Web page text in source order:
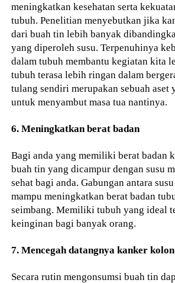
meningkatkan kesehatan serta
tubuh. Penelitian menyebutkan jika
dari buah tin lebih banyak
yang diperoleh susu. Terpenuhinya
dalam tubuh membantu kegiatan kita
tubuh terasa lebih ringan dalam
tulang sendiri merupakan sebuah aset
untuk menyambut masa tua nantinya.
6. Meningkatkan berat badan
Bagi anda yang memiliki berat badan
buah tin yang dicampur dengan susu
sehat bagi anda. Gabungan antara
mampu meningkatkan berat badan
seimbang. Memiliki tubuh yang ideal
keinginan bagi banyak orang.
7. Mencegah datangnya kanker kolon
Secara rutin mengonsumsi buah tin